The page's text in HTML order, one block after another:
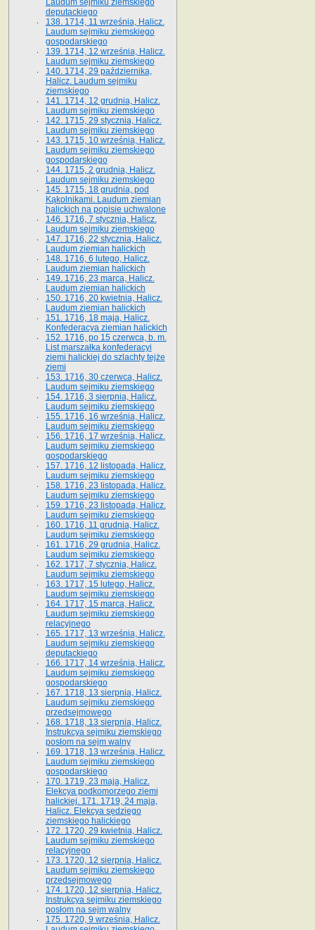
Laudum sejmiku ziemskiego
deputackiego
138. 1714, 11 września, Halicz.
Laudum sejmiku ziemskiego
gospodarskiego
139. 1714, 12 września, Halicz.
Laudum sejmiku ziemskiego
140. 1714, 29 października,
Halicz. Laudum sejmiku
ziemskiego
141. 1714, 12 grudnia, Halicz.
Laudum sejmiku ziemskiego
142. 1715, 29 stycznia, Halicz.
Laudum sejmiku ziemskiego
143. 1715, 10 września, Halicz.
Laudum sejmiku ziemskiego
gospodarskiego
144. 1715, 2 grudnia, Halicz.
Laudum sejmiku ziemskiego
145. 1715, 18 grudnia, pod
Kąkolnikami. Laudum ziemian
halickich na popisie uchwalone
146. 1716, 7 stycznia, Halicz.
Laudum sejmiku ziemskiego
147. 1716, 22 stycznia, Halicz.
Laudum ziemian halickich
148. 1716, 6 lutego, Halicz.
Laudum ziemian halickich
149. 1716, 23 marca, Halicz.
Laudum ziemian halickich
150. 1716, 20 kwietnia, Halicz.
Laudum ziemian halickich
151. 1716, 18 maja, Halicz.
Konfederacya ziemian halickich
152. 1716, po 15 czerwca, b. m.
List marszałka konfederacyi
ziemi halickiej do szlachty tejże
ziemi
153. 1716, 30 czerwca, Halicz.
Laudum sejmiku ziemskiego
154. 1716, 3 sierpnia, Halicz.
Laudum sejmiku ziemskiego
155. 1716, 16 września, Halicz.
Laudum sejmiku ziemskiego
156. 1716, 17 września, Halicz.
Laudum sejmiku ziemskiego
gospodarskiego
157. 1716, 12 listopada, Halicz.
Laudum sejmiku ziemskiego
158. 1716, 23 listopada, Halicz.
Laudum sejmiku ziemskiego
159. 1716, 23 listopada, Halicz.
Laudum sejmiku ziemskiego
160. 1716, 11 grudnia, Halicz.
Laudum sejmiku ziemskiego
161. 1716, 29 grudnia, Halicz.
Laudum sejmiku ziemskiego
162. 1717, 7 stycznia, Halicz.
Laudum sejmiku ziemskiego
163. 1717, 15 lutego, Halicz.
Laudum sejmiku ziemskiego
164. 1717, 15 marca, Halicz.
Laudum sejmiku ziemskiego
relacyjnego
165. 1717, 13 września, Halicz.
Laudum sejmiku ziemskiego
deputackiego
166. 1717, 14 września, Halicz.
Laudum sejmiku ziemskiego
gospodarskiego
167. 1718, 13 sierpnia, Halicz.
Laudum sejmiku ziemskiego
przedsejmowego
168. 1718, 13 sierpnia, Halicz.
Instrukcya sejmiku ziemskiego
posłom na sejm walny
169. 1718, 13 września, Halicz.
Laudum sejmiku ziemskiego
gospodarskiego
170. 1719, 23 maja, Halicz.
Elekcya podkomorzego ziemi
halickiej. 171. 1719, 24 maja,
Halicz. Elekcya sędziego
ziemskiego halickiego
172. 1720, 29 kwietnia, Halicz.
Laudum sejmiku ziemskiego
relacyjnego
173. 1720, 12 sierpnia, Halicz.
Laudum sejmiku ziemskiego
przedsejmowego
174. 1720, 12 sierpnia, Halicz.
Instrukcya sejmiku ziemskiego
posłom na sejm walny
175. 1720, 9 września, Halicz.